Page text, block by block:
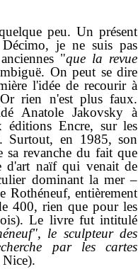
peu. Un présent
je ne suis pas
"que la revue
On peut se dire
l'idée de recourir à
rien n'est plus faux.
Anatole Jakovsky à
Encre, sur les
Surtout, en 1985, son
revanche du fait que
d'art naïf qui venait de
dominant la mer –
Rothéneuf, entièrement
400, rien que pour les
Le livre fut intitulé
le sculpteur des
par les cartes